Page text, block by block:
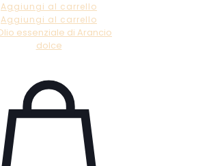
Aggiungi al carrello
Aggiungi al carrello